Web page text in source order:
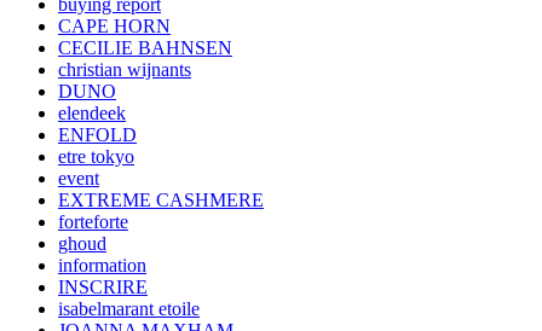
buying report
CAPE HORN
CECILIE BAHNSEN
christian wijnants
DUNO
elendeek
ENFOLD
etre tokyo
event
EXTREME CASHMERE
forteforte
ghoud
information
INSCRIRE
isabelmarant etoile